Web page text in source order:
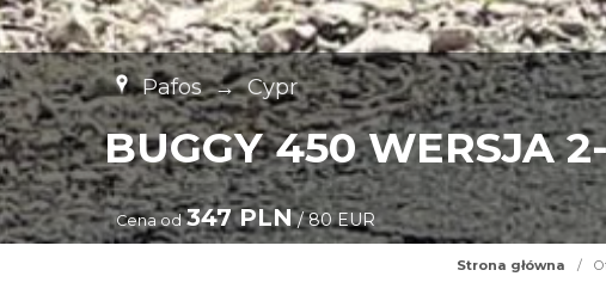
Pafos → Cypr
BUGGY 450 WERSJA
Cena od 347 PLN/ 80 EUR
Strona główna /